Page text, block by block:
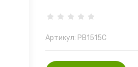
Артикул: РВ1515С